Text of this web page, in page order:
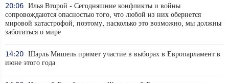
20:06 Илья Второй - Сегодняшние конфликты и войны
сопровождаются опасностью того, что любой из них обернется
мировой катастрофой, поэтому, насколько это возможно, мы должны
заботиться о мире
14:20 Шарль Мишель примет участие в выборах в Европарламент в
июне этого года